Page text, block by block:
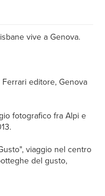
vive a Genova.
editore, Genova
fotografico fra Alpi e
viaggio nel centro
del gusto,